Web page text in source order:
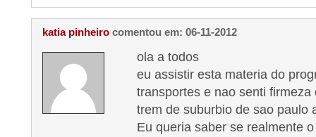
katia pinheiro comentou em: 06-11-2012
ola a todos
eu assistir esta materia do
transportes e nao senti
trem de suburbio de sao paulo
Eu queria saber se realmente